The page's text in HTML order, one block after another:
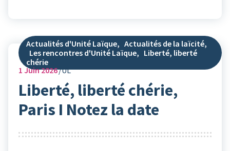
Actualités d'Unité Laïque, Actualités de la laïcité,
Les rencontres d'Unité Laïque, Liberté, liberté
chérie
1 Juin 2026 UL
Liberté, liberté chérie,
Paris I Notez la date